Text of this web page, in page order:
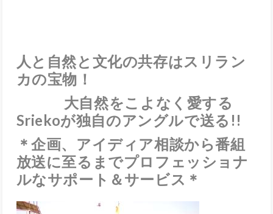
人と自然と文化の共存はスリラン
カの宝物！
大自然をこよなく愛する
Sriekoが独自のアングルで送る!!
＊企画、アイディア相談から番組
放送に至るまでプロフェッショナ
ルなサポート＆サービス＊